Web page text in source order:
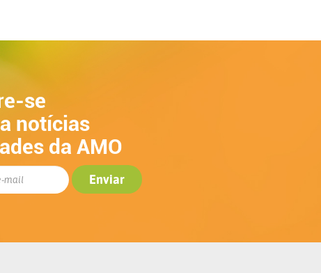
se
notícias
da AMO